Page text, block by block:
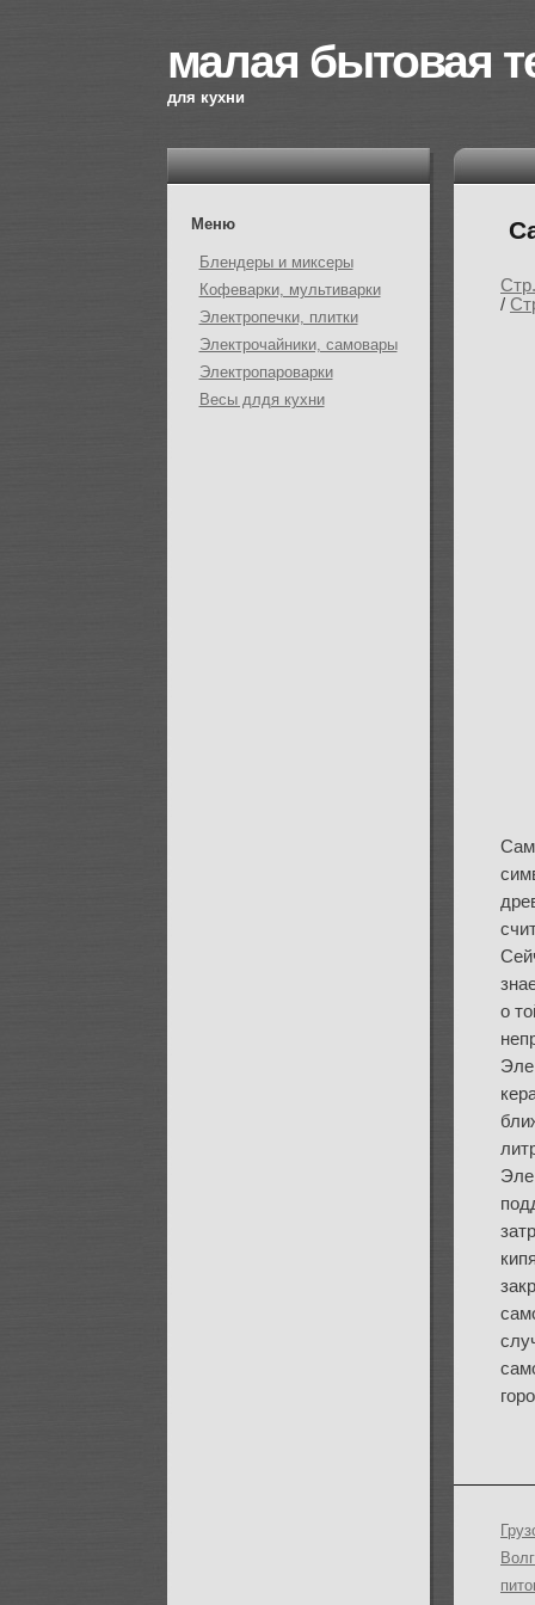
малая бытовая
для кухни
/
о
Меню
Блендеры и миксеры
Кофеварки, мультиварки
Электропечки, плитки
Электрочайники, самовары
Электропароварки
Весы длдя кухни